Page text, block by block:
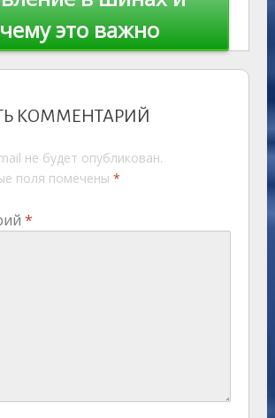
это важно
КОММЕНТАРИЙ
не будет опубликован.
поля помечены *
*